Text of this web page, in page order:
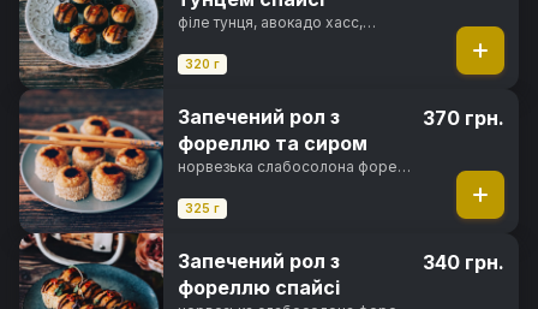
філе тунця, авокадо хасс,
соус, фірмовий соус, перець
320 г
Запечений рол з
фореллю та сиром
норвезька слабосолона форель,
кунжут, сир пармезан, японський
325 г
370 грн.
Запечений рол з
фореллю спайсі
340 грн.